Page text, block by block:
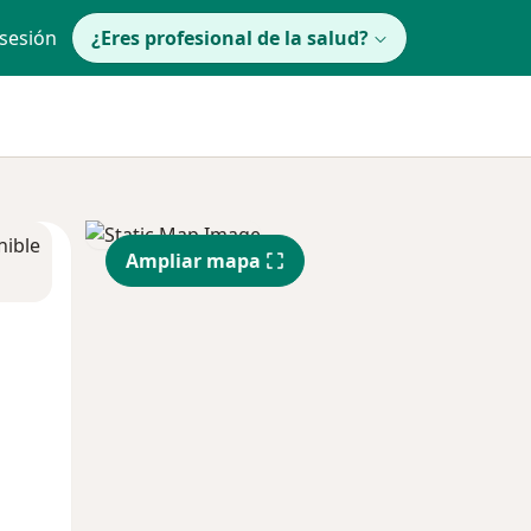
¿Eres profesional de la salud?
Ampliar mapa